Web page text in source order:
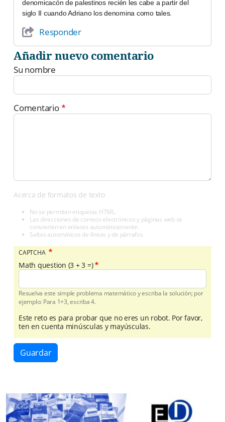
denomicacón de palestinos recién les cabe a partir del
siglo II cuando Adriano los denomina como tales.
Responder
Añadir nuevo comentario
Su nombre
Comentario
Acerca de formatos de texto
No se permiten etiquetas HTML.
Las direcciones de correos electrónicos y páginas web se
convierten en enlaces automáticamente.
Saltos automáticos de líneas y de párrafos.
CAPTCHA
Math question (3 + 3 =)
Resuelva este simple problema matemático y escriba la solución; por
ejemplo: Para 1+3, escriba 4.
Este reto es para probar que no eres un robot. Por favor,
ten en cuenta minúsculas y mayúsculas.
Guardar